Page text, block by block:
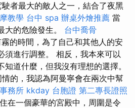
者最大的敵人之一，結合了夜黑
教學 台中 spa 辦桌外燴推薦 當
大的危險發生。 台中喬骨
的時間，為了自己和其他人的安
須進行調整。 相反，我本來可以
道什麼，但我沒有理想的選擇。
的，我認為阿曼寧會在兩次中幫
務所 kkday 台胞證 第二專長證照
在一個豪華的宮殿中，周圍是令